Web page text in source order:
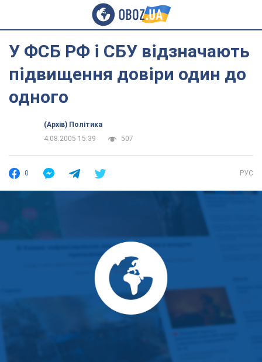
У ФСБ РФ і СБУ відзначають
підвищення довіри один до
одного
(Архів) Політика
4.08.2005 15:39
507
0 РУС